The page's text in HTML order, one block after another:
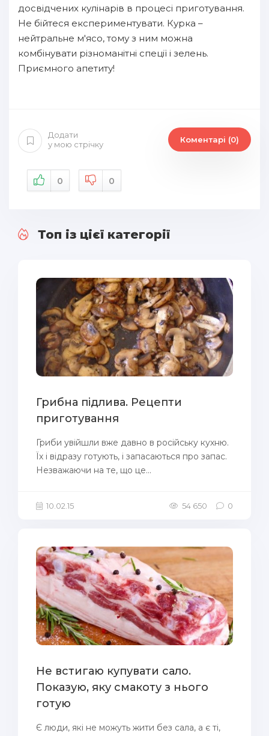
досвідчених кулінарів в процесі приготування.
Не бійтеся експериментувати. Курка –
нейтральне м'ясо, тому з ним можна
комбінувати різноманітні спеції і зелень.
Приємного апетиту!
Додати
у мою стрічку
Коментарі (0)
0 0
Топ із цієї категорії
Грибна підлива. Рецепти
приготування
Гриби увійшли вже давно в російську кухню.
Їх і відразу готують, і запасаються про запас.
Незважаючи на те, що це...
10.02.15 54 650 0
Не встигаю купувати сало.
Показую, яку смакоту з нього
готую
Є люди, які не можуть жити без сала, а є ті,